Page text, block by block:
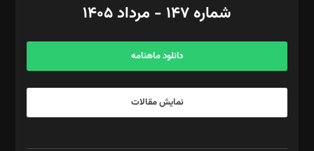
آگهی و مشترکین: ۰۹۱۹۹۹۹۰۴۵۴
شماره ۱۴۷ - مرداد ۱۴۰۵
دانلود ماهنامه
نمایش مقالات